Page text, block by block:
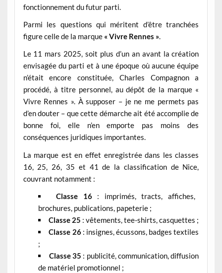
fonctionnement du futur parti.
Parmi les questions qui méritent d’être tranchées
figure celle de la marque « Vivre Rennes ».
Le 11 mars 2025, soit plus d’un an avant la création
envisagée du parti et à une époque où aucune équipe
n’était encore constituée, Charles Compagnon a
procédé, à titre personnel, au dépôt de la marque «
Vivre Rennes ». À supposer – je ne me permets pas
d’en douter – que cette démarche ait été accomplie de
bonne foi, elle n’en emporte pas moins des
conséquences juridiques importantes.
La marque est en effet enregistrée dans les classes
16, 25, 26, 35 et 41 de la classification de Nice,
couvrant notamment :
Classe 16: imprimés, tracts, affiches,
brochures, publications, papeterie ;
Classe 25 : vêtements, tee-shirts, casquettes ;
Classe 26: insignes, écussons, badges textiles
;
Classe 35 : publicité, communication, diffusion
de matériel promotionnel ;